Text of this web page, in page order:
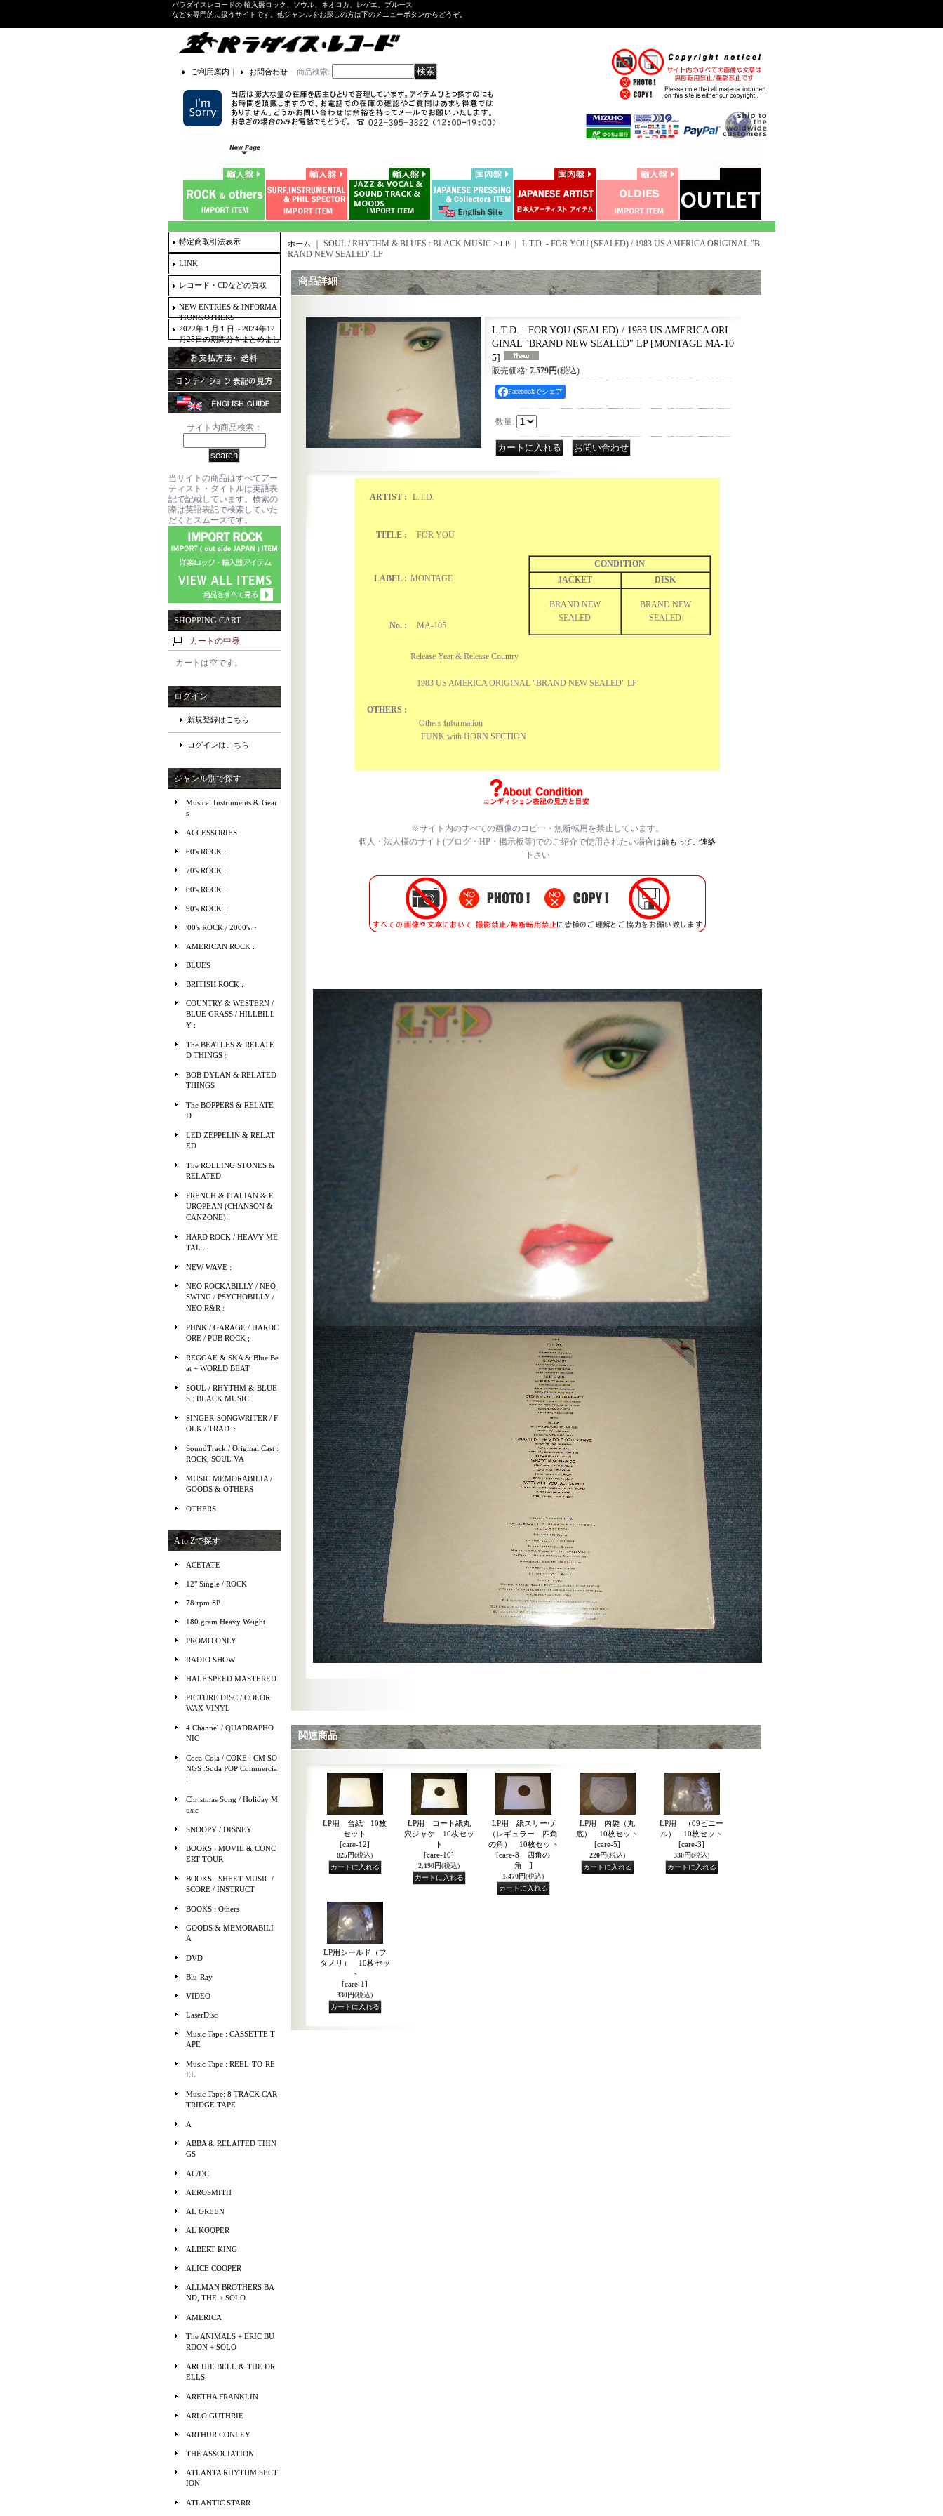
パラダイスレコードの 輸入盤ロック、ソウル、ネオロカ、レゲエ、ブルース
などを専門的に扱うサイトです。他ジャンルをお探しの方は下のメニューボタンからどうぞ。
ご利用案内 ｜ お問合わせ 商品検索:
特定商取引法表示
LINK
レコード・CDなどの買取
NEW ENTRIES & INFORMA
TION&OTHERS
2022年１月１日～2024年12
月25日の期間分をまとめまし
た。
サイト内商品検索：
当サイトの商品はすべてアー
ティスト・タイトルは英語表
記で記載しています。検索の
際は英語表記で検索していた
だくとスムーズです。
SHOPPING CART
カートの中身
カートは空です。
ログイン
新規登録はこちら
ログインはこちら
ジャンル別で探す
Musical Instruments & Gear
s
ACCESSORIES
60's ROCK :
70's ROCK :
80's ROCK :
90's ROCK :
'00's ROCK / 2000's ~
AMERICAN ROCK :
BLUES
BRITISH ROCK :
COUNTRY & WESTERN /
BLUE GRASS / HILLBILL
Y :
The BEATLES & RELATE
D THINGS :
BOB DYLAN & RELATED
THINGS
The BOPPERS & RELATE
D
LED ZEPPELIN & RELAT
ED
The ROLLING STONES &
RELATED
FRENCH & ITALIAN & E
UROPEAN (CHANSON &
CANZONE) :
HARD ROCK / HEAVY ME
TAL :
NEW WAVE :
NEO ROCKABILLY / NEO-
SWING / PSYCHOBILLY /
NEO R&R :
PUNK / GARAGE / HARDC
ORE / PUB ROCK ;
REGGAE & SKA & Blue Be
at + WORLD BEAT
SOUL / RHYTHM & BLUE
S : BLACK MUSIC
SINGER-SONGWRITER / F
OLK / TRAD. :
SoundTrack / Original Cast :
ROCK, SOUL VA
MUSIC MEMORABILIA /
GOODS & OTHERS
OTHERS
A to Zで探す
ACETATE
12" Single / ROCK
78 rpm SP
180 gram Heavy Weight
PROMO ONLY
RADIO SHOW
HALF SPEED MASTERED
PICTURE DISC / COLOR
WAX VINYL
4 Channel / QUADRAPHO
NIC
Coca-Cola / COKE : CM SO
NGS :Soda POP Commercia
l
Christmas Song / Holiday M
usic
SNOOPY / DISNEY
BOOKS : MOVIE & CONC
ERT TOUR
BOOKS : SHEET MUSIC /
SCORE / INSTRUCT
BOOKS : Others
GOODS & MEMORABILI
A
DVD
Blu-Ray
VIDEO
LaserDisc
Music Tape : CASSETTE T
APE
Music Tape : REEL-TO-RE
EL
Music Tape: 8 TRACK CAR
TRIDGE TAPE
A
ABBA & RELAITED THIN
GS
AC/DC
AEROSMITH
AL GREEN
AL KOOPER
ALBERT KING
ALICE COOPER
ALLMAN BROTHERS BA
ND, THE + SOLO
AMERICA
The ANIMALS + ERIC BU
RDON + SOLO
ARCHIE BELL & THE DR
ELLS
ARETHA FRANKLIN
ARLO GUTHRIE
ARTHUR CONLEY
THE ASSOCIATION
ATLANTA RHYTHM SECT
ION
ATLANTIC STARR
ホーム ｜ SOUL / RHYTHM & BLUES : BLACK MUSIC > LP
L.T.D. - FOR YOU (SEALED) / 1983 US AMERICA ORIGINAL "B
RAND NEW SEALED" LP
商品詳細
L.T.D. - FOR YOU (SEALED) / 1983 US AMERICA ORI
GINAL "BRAND NEW SEALED" LP [MONTAGE MA-10
5]
販売価格: 7,579円(税込)
Facebookでシェア
数量:
ARTIST : L.T.D.
TITLE : FOR YOU
LABEL : MONTAGE
CONDITION
JACKET
DISK
BRAND NEW
SEALED
BRAND NEW
SEALED
No. : MA-105
OTHERS :
Release Year & Release Country
1983 US AMERICA ORIGINAL "BRAND NEW SEALED" LP
Others Information
FUNK with HORN SECTION
※サイト内のすべての画像のコピー・無断転用を禁止 しています。
個人・法人様のサイト(ブログ・HP・掲示板等)でのご紹介で使用されたい場合は前もってご連絡
下さい
関連商品
LP用 台紙 10枚
セット
[care-12]
825円(税込)
LP用 コート紙丸
穴ジャケ 10枚セッ
ト
[care-10]
2,190円(税込)
LP用 紙スリーヴ
（レギュラー 四角
の角） 10枚セット
[care-8 四角の
角 ]
1,470円(税込)
LP用 内袋（丸
底） 10枚セット
[care-5]
220円(税込)
LP用 （09ビニー
ル） 10枚セット
[care-3]
330円(税込)
LP用シールド（フ
タノリ） 10枚セッ
ト
[care-1]
330円(税込)